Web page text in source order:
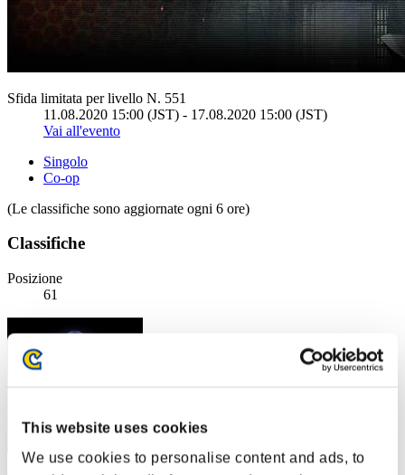
This website uses cookies
We use cookies to personalise content and ads, to
Sfida limitata per livello N. 551
11.08.2020 15:00 (JST) - 17.08.2020 15:00 (JST)
Vai all'evento
Singolo
Co-op
(Le classifiche sono aggiornate ogni 6 ore)
Classifiche
Posizione
61